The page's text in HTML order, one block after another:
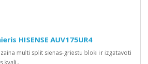
HISENSE AUV175UR4
multi split sienas-griestu bloki ir izgatavoti
kvali..